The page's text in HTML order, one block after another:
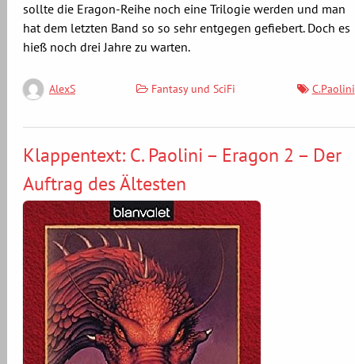
sollte die Eragon-Reihe noch eine Trilogie werden und man
hat dem letzten Band so so sehr entgegen gefiebert. Doch es
hieß noch drei Jahre zu warten.
AlexS Fantasy und SciFi C.Paolini
Klappentext: C. Paolini – Eragon 2 – Der
Auftrag des Ältesten